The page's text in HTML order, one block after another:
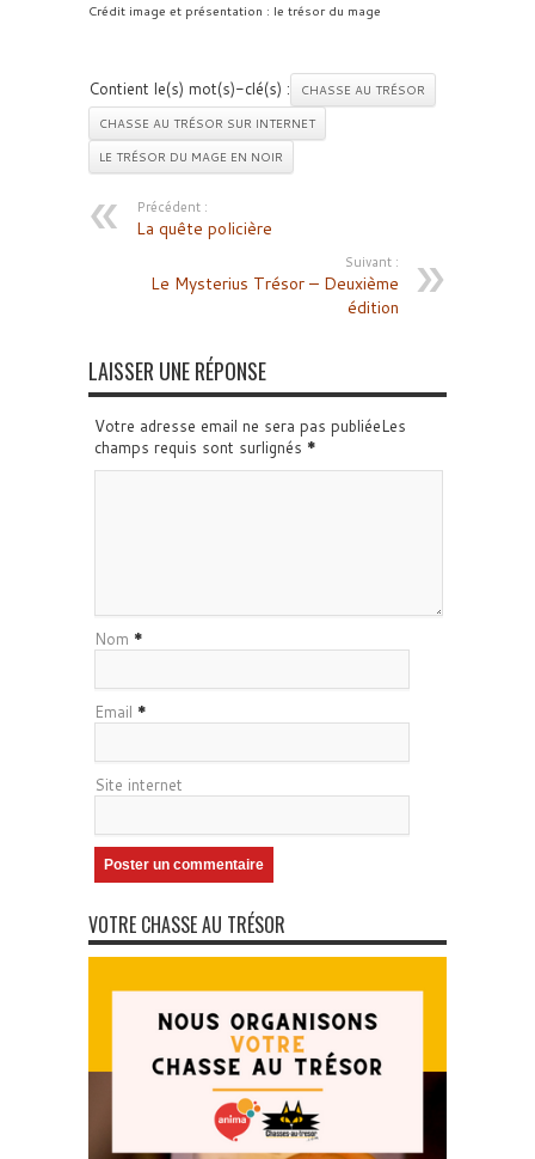
Crédit image et présentation : le trésor du mage
Contient le(s) mot(s)-clé(s) :
CHASSE AU TRÉSOR
CHASSE AU TRÉSOR SUR INTERNET
LE TRÉSOR DU MAGE EN NOIR
Précédent :
La quête policière
Suivant :
Le Mysterius Trésor – Deuxième
édition
LAISSER UNE RÉPONSE
Votre adresse email ne sera pas publiéeLes
champs requis sont surlignés *
Nom *
Email *
Site internet
VOTRE CHASSE AU TRÉSOR